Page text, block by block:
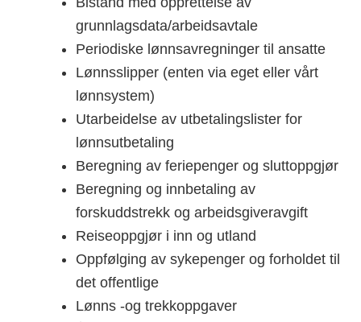
grunnlagsdata/arbeidsavtale
Periodiske lønnsavregninger til ansatte
Lønnsslipper (enten via eget eller vårt
lønnsystem)
Utarbeidelse av utbetalingslister for
lønnsutbetaling
Beregning av feriepenger og sluttoppgjør
Beregning og innbetaling av
forskuddstrekk og arbeidsgiveravgift
Reiseoppgjør i inn og utland
Oppfølging av sykepenger og forholdet til
det offentlige
Lønns -og trekkoppgaver